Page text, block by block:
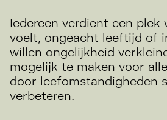
Iedereen verdient een
voelt, ongeacht leeftijd of
willen ongelijkheid
mogelijk te maken voor
door leefomstandigheden
verbeteren.